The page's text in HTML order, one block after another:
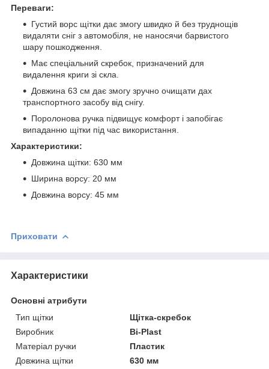
Переваги:
Густий ворс щітки дає змогу швидко й без труднощів
видаляти сніг з автомобіля, не наносячи барвистого
шару пошкодження.
Має спеціальний скребок, призначений для
видалення криги зі скла.
Довжина 63 см дає змогу зручно очищати дах
транспортного засобу від снігу.
Поролонова ручка підвищує комфорт і запобігає
випаданню щітки під час використання.
Характеристики:
Довжина щітки: 630 мм
Ширина ворсу: 20 мм
Довжина ворсу: 45 мм
Приховати
Характеристики
Основні атрибути
Тип щітки
Щітка-скребок
Виробник
Bi-Plast
Матеріал ручки
Пластик
Довжина щітки
630 мм